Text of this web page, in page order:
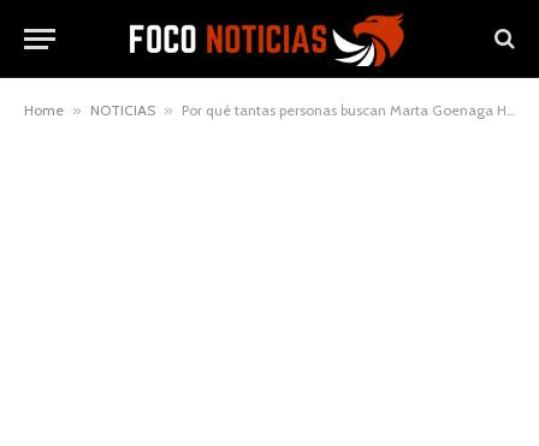
Home » NOTICIAS » Por qué tantas personas buscan Marta Goenaga Hermana